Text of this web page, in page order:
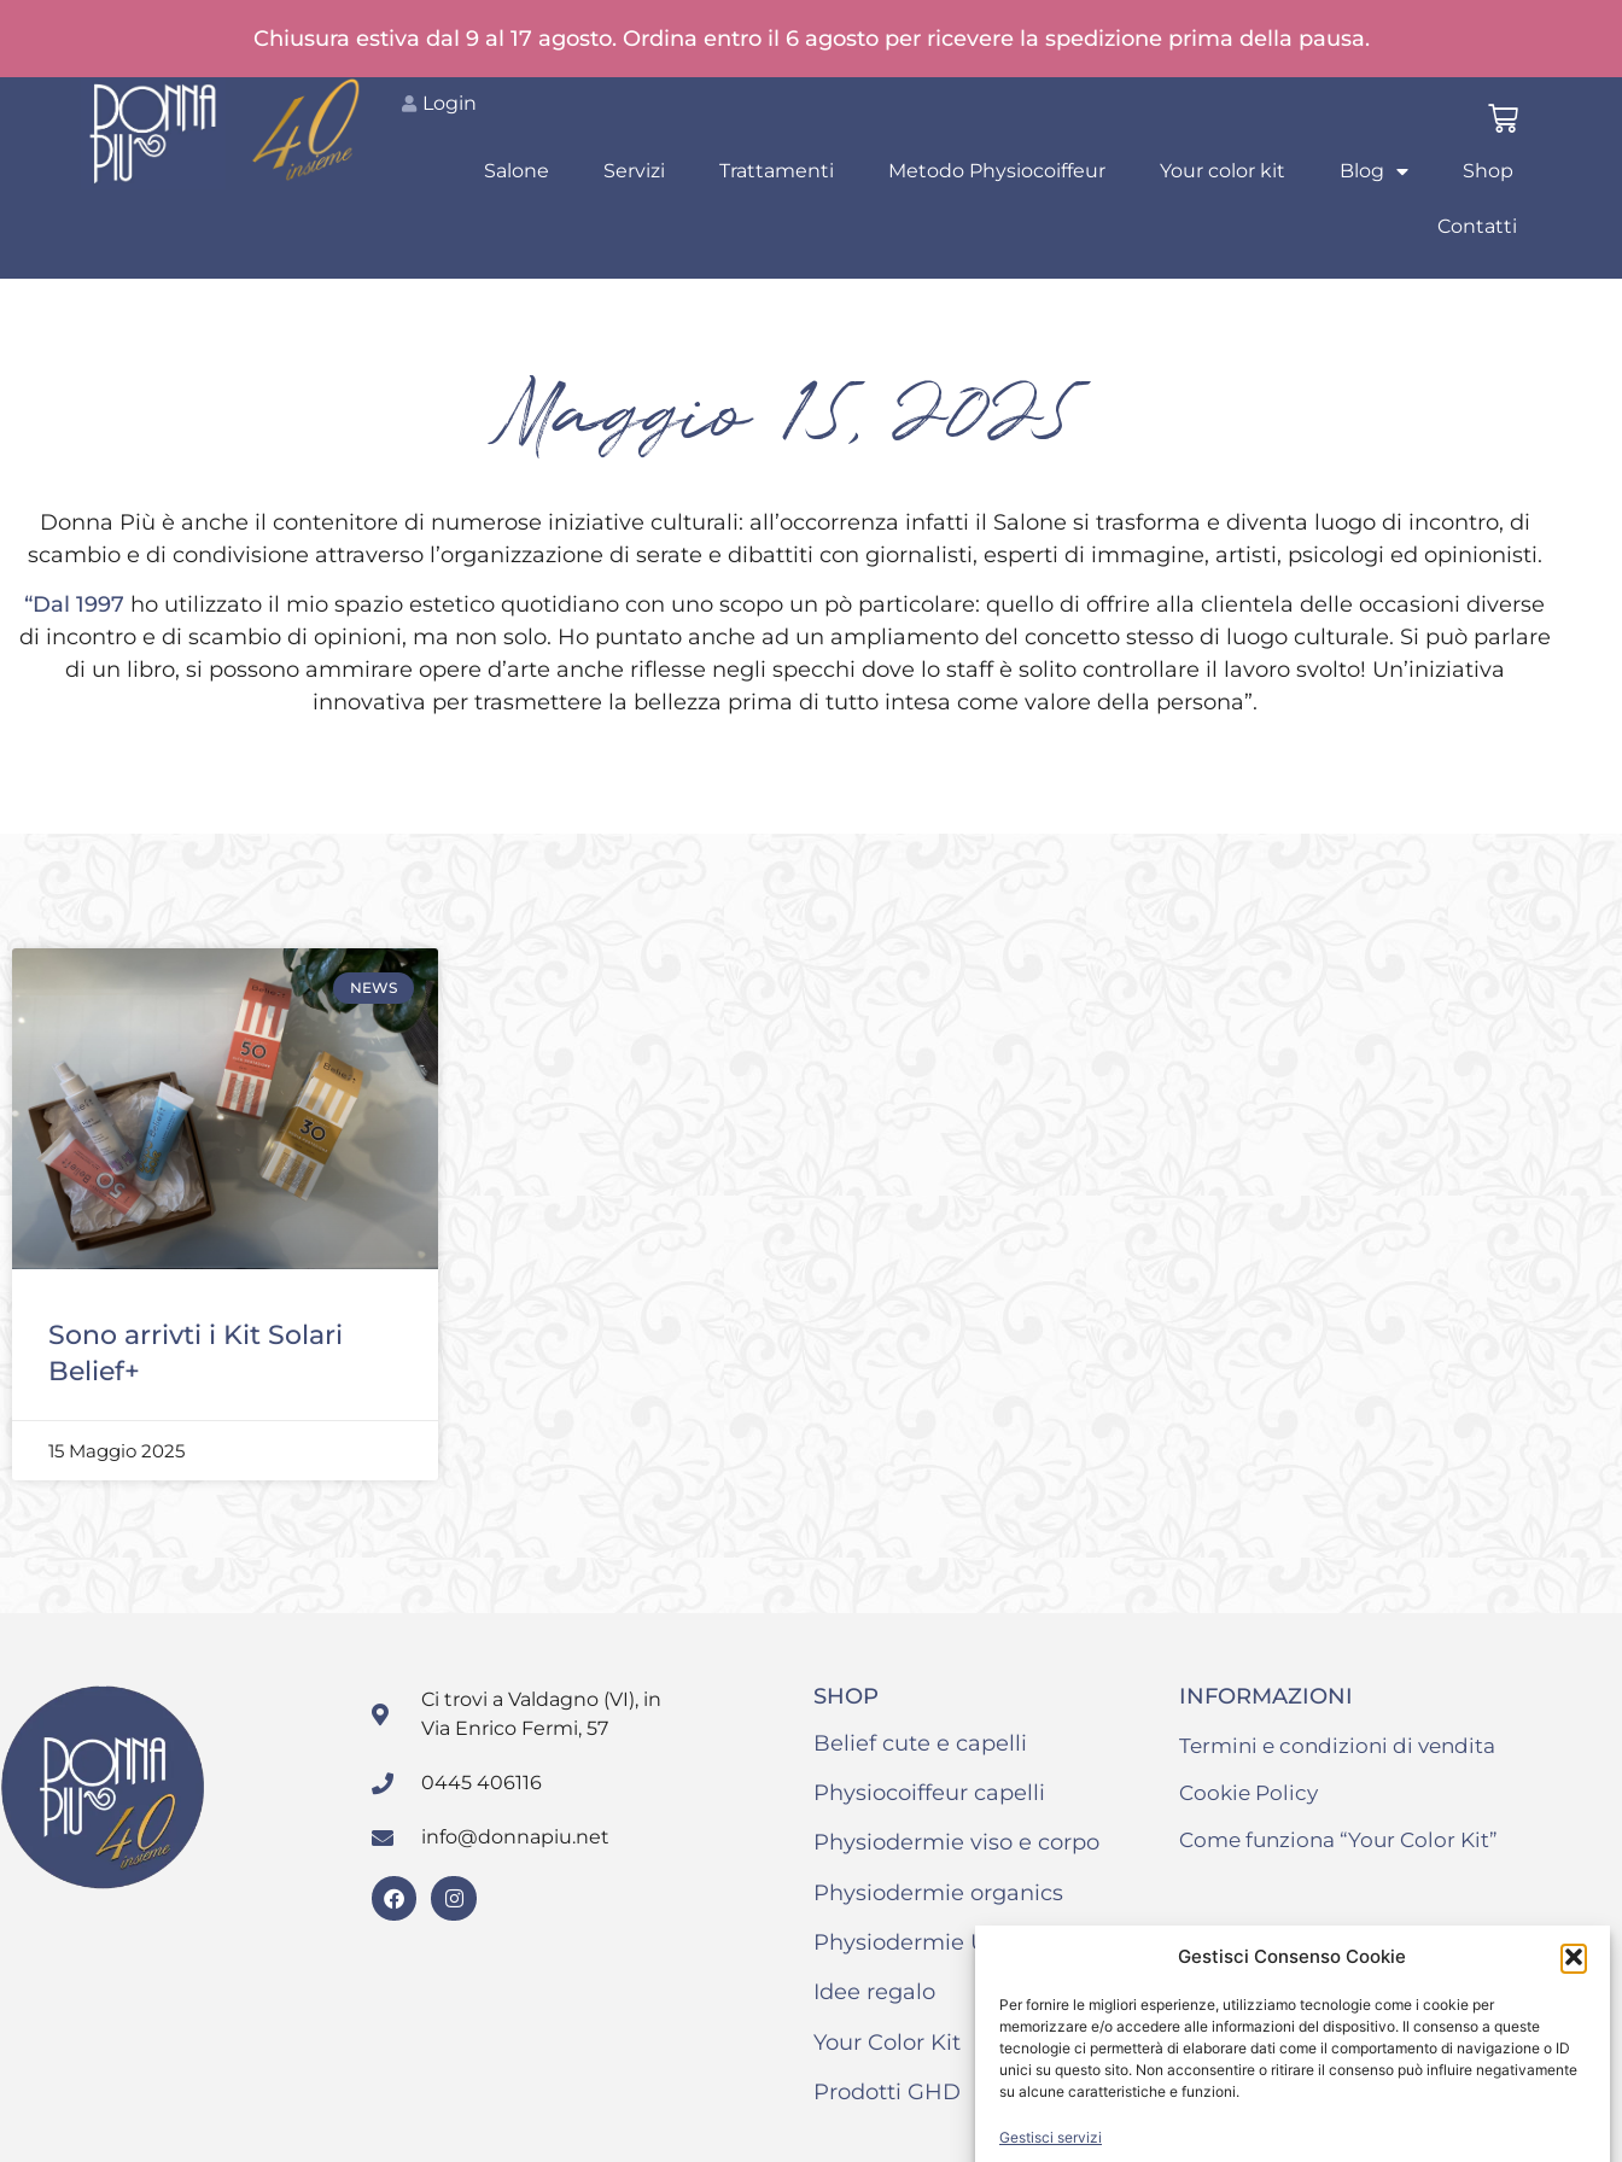
Gestisci Consenso Cookie
Per fornire le migliori esperienze, utilizziamo tecnologie come i cookie per
memorizzare e/o accedere alle informazioni del dispositivo. Il consenso a queste
tecnologie ci permetterà di elaborare dati come il comportamento di navigazione o ID
unici su questo sito. Non acconsentire o ritirare il consenso può influire negativamente
su alcune caratteristiche e funzioni.
Gestisci servizi
Chiusura estiva dal 9 al 17 agosto. Ordina entro il 6 agosto per ricevere la spedizione prima della pausa.
Login
Salone Servizi Trattamenti Metodo Physiocoiffeur Your color kit Blog Shop
Contatti
Maggio 15, 2025
Donna Più è anche il contenitore di numerose iniziative culturali: all’occorrenza infatti il Salone si trasforma e diventa luogo di incontro, di
scambio e di condivisione attraverso l’organizzazione di serate e dibattiti con giornalisti, esperti di immagine, artisti, psicologi ed opinionisti.
“Dal 1997 ho utilizzato il mio spazio estetico quotidiano con uno scopo un pò particolare: quello di offrire alla clientela delle occasioni diverse
di incontro e di scambio di opinioni, ma non solo. Ho puntato anche ad un ampliamento del concetto stesso di luogo culturale. Si può parlare
di un libro, si possono ammirare opere d’arte anche riflesse negli specchi dove lo staff è solito controllare il lavoro svolto! Un’iniziativa
innovativa per trasmettere la bellezza prima di tutto intesa come valore della persona”.
NEWS
Sono arrivti i Kit Solari
Belief+
15 Maggio 2025
Ci trovi a Valdagno (VI), in
Via Enrico Fermi, 57
0445 406116
info@donnapiu.net
SHOP
Belief cute e capelli
Physiocoiffeur capelli
Physiodermie viso e corpo
Physiodermie organics
Physiodermie Uomo
Idee regalo
Your Color Kit
Prodotti GHD
INFORMAZIONI
Termini e condizioni di vendita
Cookie Policy
Come funziona “Your Color Kit”